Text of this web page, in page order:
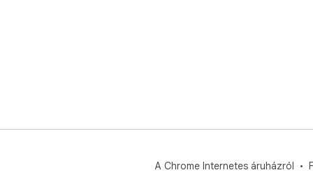
A Chrome Internetes áruházról